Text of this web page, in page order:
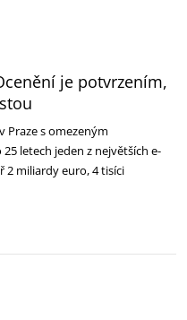
je potvrzením,
Praze s omezeným
letech jeden z největších e-
2 miliardy euro, 4 tisíci